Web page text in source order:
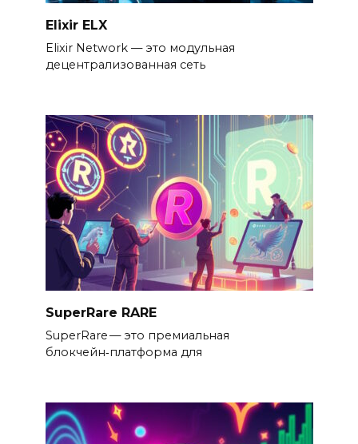
Elixir ELX
Elixir Network — это модульная
децентрализованная сеть
SuperRare RARE
SuperRare — это премиальная
блокчейн‑платформа для